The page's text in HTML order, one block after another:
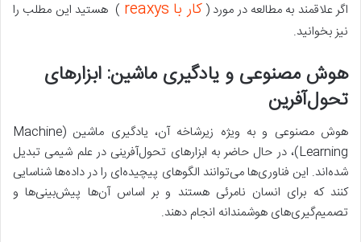
اگر علاقمند به مطالعه در مورد (کار با reaxys
) هستید این مطلب را
نیز بخوانید.
هوش مصنوعی و یادگیری ماشین: ابزارهای
تحول‌آفرین
هوش مصنوعی و به ویژه زیرشاخه آن، یادگیری ماشین (Machine
Learning)، در حال حاضر به ابزارهای تحول‌آفرینی در علم شیمی تبدیل
شده‌اند. این فناوری‌ها می‌توانند الگوهای پیچیده‌ای را در داده‌ها شناسایی
کنند که برای انسان نامرئی هستند و بر اساس آن‌ها پیش‌بینی‌ها و
تصمیم‌گیری‌های هوشمندانه انجام دهند.